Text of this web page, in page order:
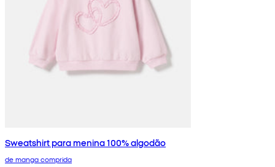
Sweatshirt para menina 100% algodão
de manga comprida